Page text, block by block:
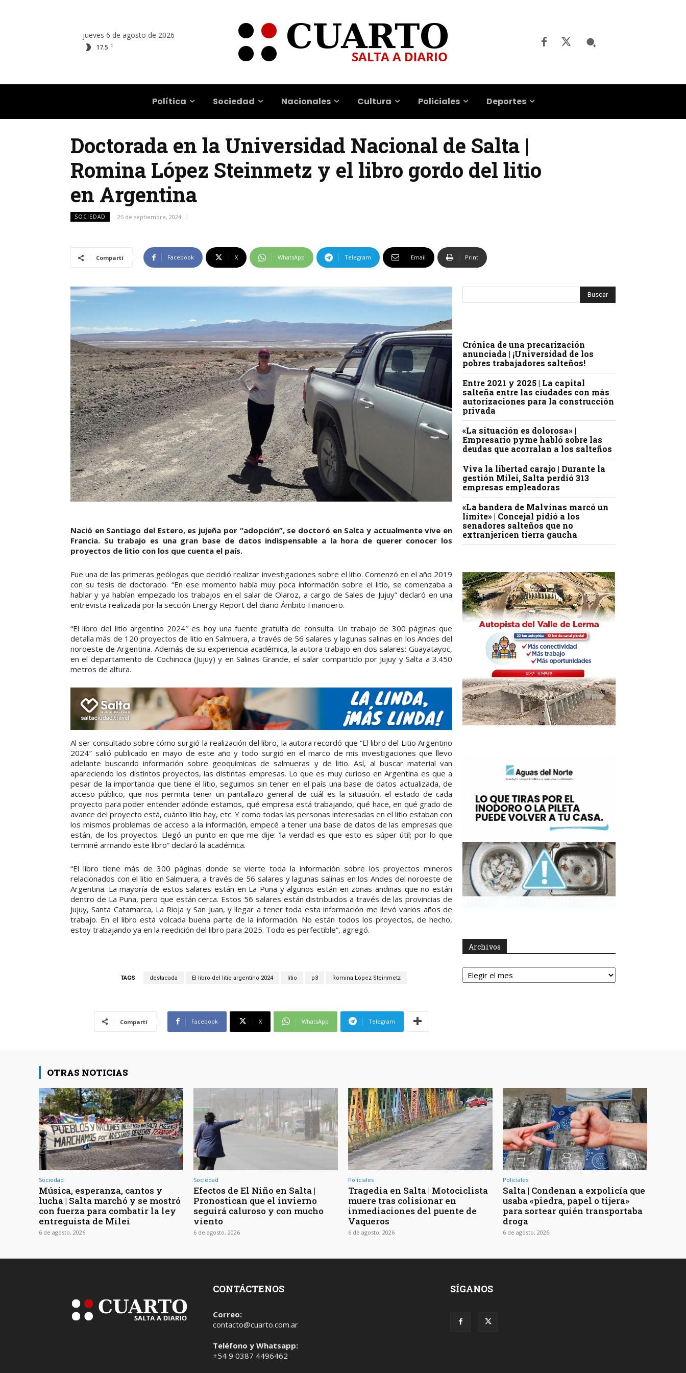
jueves 6 de agosto de 2026
17.5 C
Política Sociedad Nacionales Cultura Policiales Deportes
Doctorada en la Universidad Nacional de Salta |
Romina López Steinmetz y el libro gordo del litio
en Argentina
SOCIEDAD 25 de septiembre, 2024
Compartí Facebook X WhatsApp Telegram Email Print
Nació en Santiago del Estero, es jujeña por “adopción”, se doctoró en Salta y actualmente vive en
Francia. Su trabajo es una gran base de datos indispensable a la hora de querer conocer los
proyectos de litio con los que cuenta el país.
Fue una de las primeras geólogas que decidió realizar investigaciones sobre el litio. Comenzó en el año 2019
con su tesis de doctorado. “En ese momento había muy poca información sobre el litio, se comenzaba a
hablar y ya habían empezado los trabajos en el salar de Olaroz, a cargo de Sales de Jujuy” declaró en una
entrevista realizada por la sección Energy Report del diario Ámbito Financiero.
“El libro del litio argentino 2024″ es hoy una fuente gratuita de consulta. Un trabajo de 300 páginas que
detalla más de 120 proyectos de litio en Salmuera, a través de 56 salares y lagunas salinas en los Andes del
noroeste de Argentina. Además de su experiencia académica, la autora trabajo en dos salares: Guayatayoc,
en el departamento de Cochinoca (Jujuy) y en Salinas Grande, el salar compartido por Jujuy y Salta a 3.450
metros de altura.
Al ser consultado sobre cómo surgió la realización del libro, la autora recordó que “El libro del Litio Argentino
2024″ salió publicado en mayo de este año y todo surgió en el marco de mis investigaciones que llevo
adelante buscando información sobre geoquímicas de salmueras y de litio. Así, al buscar material van
apareciendo los distintos proyectos, las distintas empresas. Lo que es muy curioso en Argentina es que a
pesar de la importancia que tiene el litio, seguimos sin tener en el país una base de datos actualizada, de
acceso público, que nos permita tener un pantallazo general de cuál es la situación, el estado de cada
proyecto para poder entender adónde estamos, qué empresa está trabajando, qué hace, en qué grado de
avance del proyecto está, cuánto litio hay, etc. Y como todas las personas interesadas en el litio estaban con
los mismos problemas de acceso a la información, empecé a tener una base de datos de las empresas que
están, de los proyectos. Llegó un punto en que me dije: ‘la verdad es que esto es súper útil; por lo que
terminé armando este libro” declaró la académica.
“El libro tiene más de 300 páginas donde se vierte toda la información sobre los proyectos mineros
relacionados con el litio en Salmuera, a través de 56 salares y lagunas salinas en los Andes del noroeste de
Argentina. La mayoría de estos salares están en La Puna y algunos están en zonas andinas que no están
dentro de La Puna, pero que están cerca. Estos 56 salares están distribuidos a través de las provincias de
Jujuy, Santa Catamarca, La Rioja y San Juan, y llegar a tener toda esta información me llevó varios años de
trabajo. En el libro está volcada buena parte de la información. No están todos los proyectos, de hecho,
estoy trabajando ya en la reedición del libro para 2025. Todo es perfectible”, agregó.
TAGS destacada El libro del litio argentino 2024 litio p3 Romina López Steinmetz
Compartí Facebook X WhatsApp Telegram
Crónica de una precarización
anunciada | ¡Universidad de los
pobres trabajadores salteños!
Entre 2021 y 2025 | La capital
salteña entre las ciudades con más
autorizaciones para la construcción
privada
«La situación es dolorosa» |
Empresario pyme habló sobre las
deudas que acorralan a los salteños
Viva la libertad carajo | Durante la
gestión Milei, Salta perdió 313
empresas empleadoras
«La bandera de Malvinas marcó un
límite» | Concejal pidió a los
senadores salteños que no
extranjericen tierra gaucha
Archivos
Archivos
OTRAS NOTICIAS
Sociedad
Música, esperanza, cantos y
lucha | Salta marchó y se mostró
con fuerza para combatir la ley
entreguista de Milei
6 de agosto, 2026
Sociedad
Efectos de El Niño en Salta |
Pronostican que el invierno
seguirá caluroso y con mucho
viento
6 de agosto, 2026
Policiales
Tragedia en Salta | Motociclista
muere tras colisionar en
inmediaciones del puente de
Vaqueros
6 de agosto, 2026
Policiales
Salta | Condenan a expolicía que
usaba «piedra, papel o tijera»
para sortear quién transportaba
droga
6 de agosto, 2026
CONTÁCTENOS
Correo:
contacto@cuarto.com.ar
Teléfono y Whatsapp:
+54 9 0387 4496462
SÍGANOS